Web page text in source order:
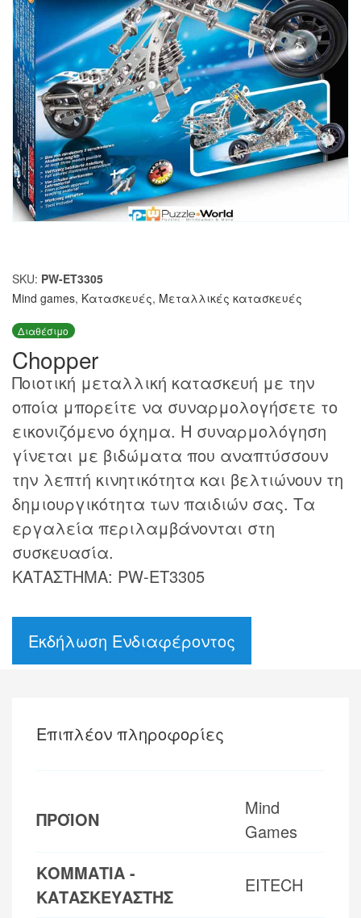
SKU: PW-ET3305
Mind games, Κατασκευές, Μεταλλικές κατασκευές
Διαθέσιμο
Chopper
Ποιοτική μεταλλική κατασκευή με την
οποία μπορείτε να συναρμολογήσετε το
εικονιζόμενο όχημα. Η συναρμολόγηση
γίνεται με βιδώματα που αναπτύσσουν
την λεπτή κινητικότητα και βελτιώνουν τη
δημιουργικότητα των παιδιών σας. Τα
εργαλεία περιλαμβάνονται στη
συσκευασία.
ΚΑΤΑΣΤΗΜΑ: PW-ET3305
Εκδήλωση Ενδιαφέροντος
Επιπλέον πληροφορίες
ΠΡΟΪΟΝ
Mind
Games
ΚΟΜΜΑΤΙΑ -
ΚΑΤΑΣΚΕΥΑΣΤΗΣ
EITECH